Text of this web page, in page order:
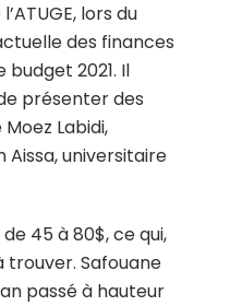
lors du
des finances
2021. Il
présenter des
Labidi,
universitaire
45 à 80$, ce qui,
trouver. Safouane
passé à hauteur